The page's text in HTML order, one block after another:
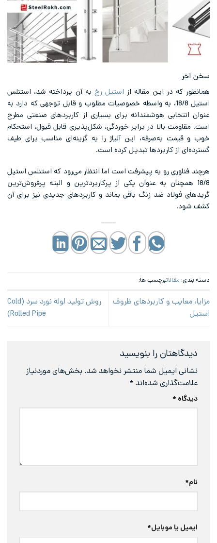
این مقاله از استیل رخبه آن پرداخته شد، استنلس
18/8، به واسطه خصوصیات مطلوب و قابل توجهی که دارد به
هوشمندانه برای بسیاری از کاربردهای صنعتی مطرح
بالا در برابر خوردگی، شکل‌پذیری قابل قبول، استحکام
این آلیاژ را به گزینه‌ای مناسب برای طیف
کاربردها تبدیل کرده است.
رو به پیشرفت است اما انتظار می‌رود که استنلس استیل
به عنوان یکی از پرکاربردترین و البته پرفروش‌ترین
ضد زنگ باقی بماند و کاربردهای جدیدی نیز برای آن
برچسب ها:
و کاربردهای ظروف
روش تولید لوله نورد سرد (Cold
را بنویسید
شما منتشر نخواهد شد.بخش‌های موردنیاز
شده‌اند*
موبایل*